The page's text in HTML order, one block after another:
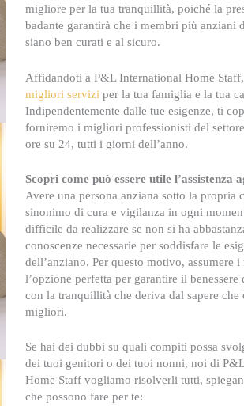
migliore per la tua tranquillità, poiché la
badante garantirà che i membri più anziani
siano ben curati e al sicuro.
Affidandoti a P&L International Home
migliori servizi per la tua famiglia e la tua
Indipendentemente dalle tue esigenze, ti
forniremo i migliori professionisti del
ore su 24, tutti i giorni dell’anno.
Scopri come può essere utile l’assistenza
Avere una persona anziana sotto la propria
sinonimo di cura e vigilanza in ogni
difficile da realizzare se non si ha
conoscenze necessarie per soddisfare le
dell’anziano. Per questo motivo, assumere i
l’opzione perfetta per garantire il
con la tranquillità che deriva dal sapere che
migliori.
Se hai dei dubbi su quali compiti possa
dei tuoi genitori o dei tuoi nonni, noi di
Home Staff vogliamo risolverli tutti,
che possono fare per te: